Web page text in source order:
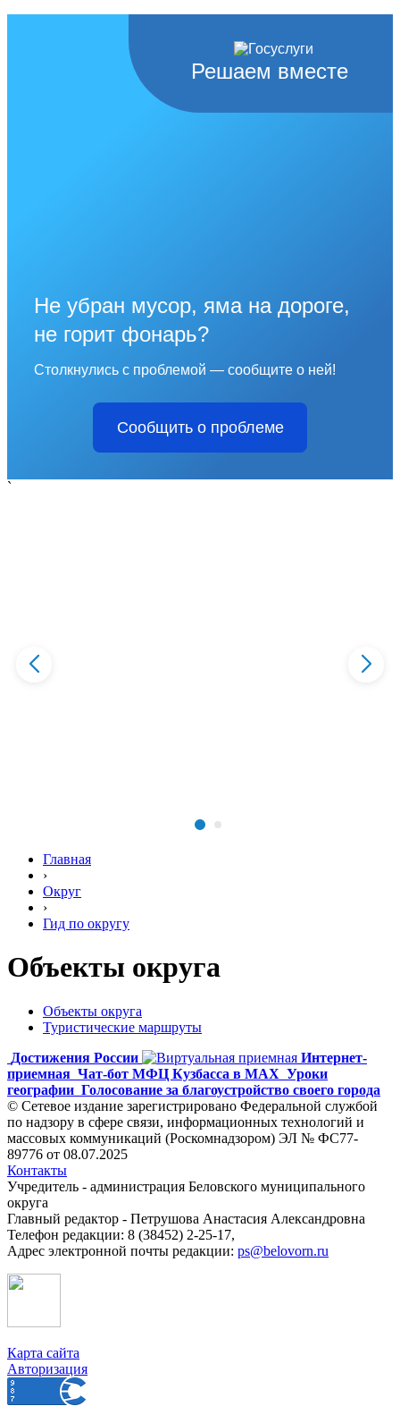
Решаем вместе
Не убран мусор, яма на дороге,
не горит фонарь?
Столкнулись с проблемой — сообщите о ней!
Сообщить о проблеме
`
Главная
›
Округ
›
Гид по округу
Объекты округа
Объекты округа
Туристические маршруты
Достижения России
Интернет-
приемная Чат-бот МФЦ Кузбасса в MAX Уроки
географии Голосование за благоустройство своего города
© Сетевое издание зарегистрировано Федеральной службой
по надзору в сфере связи, информационных технологий и
массовых коммуникаций (Роскомнадзором) ЭЛ № ФС77-
89776 от 08.07.2025
Контакты
Учредитель - администрация Беловского муниципального
округа
Главный редактор - Петрушова Анастасия Александровна
Телефон редакции: 8 (38452) 2-25-17,
Адрес электронной почты редакции: ps@belovorn.ru
Карта сайта
Авторизация